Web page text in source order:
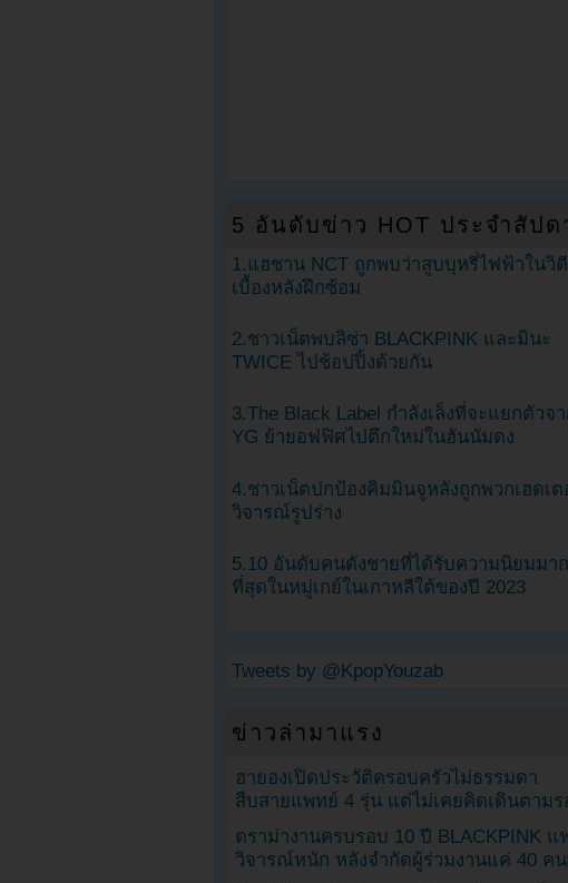
5 อันดับข่าว HOT ประจำสัปด
1.แฮชาน NCT ถูกพบว่าสูบบุหรี่ไฟฟ้าในวิ
เบื้องหลังฝึกซ้อม
2.ชาวเน็ตพบลิซ่า BLACKPINK และมินะ
TWICE ไปช้อปปิ้งด้วยกัน
3.The Black Label กำลังเล็งที่จะแยกตัวจ
YG ย้ายอฟฟิศไปตึกใหม่ในฮันนัมดง
4.ชาวเน็ตปกป้องคิมมินจูหลังถูกพวกเฮดเต
วิจารณ์รูปร่าง
5.10 อันดับคนดังชายที่ได้รับความนิยมมาก
ที่สุดในหมู่เกย์ในเกาหลีใต้ของปี 2023
Tweets by @KpopYouzab
ข่าวล่ามาแรง
ฮายองเปิดประวัติครอบครัวไม่ธรรมดา
สืบสายแพทย์ 4 รุ่น แต่ไม่เคยคิดเดินตามร
ดราม่างานครบรอบ 10 ปี BLACKPINK แ
วิจารณ์หนัก หลังจำกัดผู้ร่วมงานแค่ 40 คน